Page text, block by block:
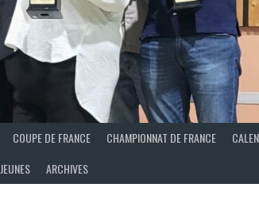
COUPE DE FRANCE CHAMPIONNAT DE FRANCE
JEUNES ARCHIVES